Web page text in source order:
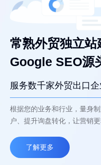
常熟外贸独立站
Google SEO源
服务数千家外贸出口企
根据您的业务和行业，量身
户、提升询盘转化，让营销更
了解更多